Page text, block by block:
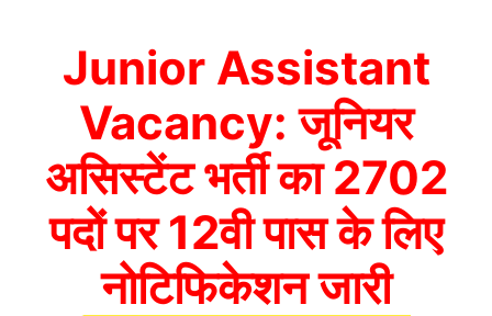
Junior Assistant
Vacancy: जूनियर
असिस्टेंट भर्ती का 2702
पदों पर 12वी पास के लिए
नोटिफिकेशन जारी